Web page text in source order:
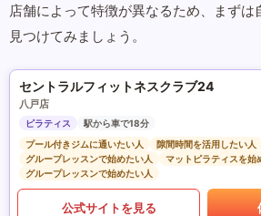
店舗によって特徴が異なるため、まずは
見つけてみましょう。
セントラルフィットネスクラブ24
八戸店
ピラティス
駅から車で18分
プール付きジムに通いたい人
隙間時間を活用したい人
グループレッスンで始めたい人
マットピラティスを始
グループレッスンで始めたい人
公式サイトを見る